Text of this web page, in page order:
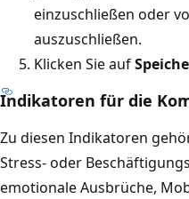
einzuschließen oder
auszuschließen.
Klicken Sie auf
Indikatoren für die
Zu diesen Indikatoren
Stress- oder
emotionale Ausbrüche,